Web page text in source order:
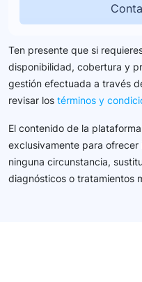
Ten presente que si
disponibilidad, cobertura y
gestión efectuada a través
revisar los términos y
El contenido de la
exclusivamente para
ninguna circunstancia,
diagnósticos o tratamientos